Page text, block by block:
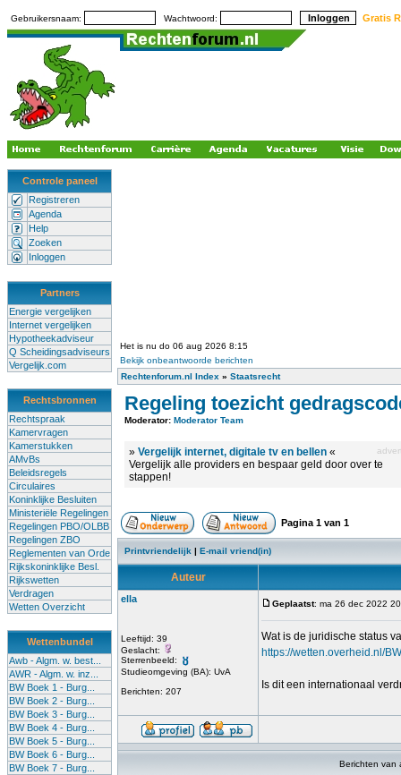
Gebruikersnaam: Wachtwoord: Gratis
Controle paneel
Registreren
Agenda
Help
Zoeken
Inloggen
Partners
Energie vergelijken
Internet vergelijken
Hypotheekadviseur
Q Scheidingsadviseurs
Vergelijk.com
Rechtsbronnen
Rechtspraak
Kamervragen
Kamerstukken
AMvBs
Beleidsregels
Circulaires
Koninklijke Besluiten
Ministeriële Regelingen
Regelingen PBO/OLBB
Regelingen ZBO
Reglementen van Orde
Rijkskoninklijke Besl.
Rijkswetten
Verdragen
Wetten Overzicht
Wettenbundel
Awb - Algm. w. best...
AWR - Algm. w. inz...
BW Boek 1 - Burg...
BW Boek 2 - Burg...
BW Boek 3 - Burg...
BW Boek 4 - Burg...
BW Boek 5 - Burg...
BW Boek 6 - Burg...
BW Boek 7 - Burg...
Het is nu do 06 aug 2026 8:15
Bekijk onbeantwoorde berichten
Rechtenforum.nl Index » Staatsrecht
Regeling toezicht
Moderator: Moderator Team
» Vergelijk internet, digitale tv en bellen «
Vergelijk alle providers en bespaar geld door over te
stappen!
Pagina 1 van 1
Printvriendelijk | E-mail vriend(in)
Auteur
ella
Leeftijd: 39
Geslacht:
Sterrenbeeld:
Studieomgeving (BA): UvA
Berichten: 207
Geplaatst: ma 26 dec 2022
Wat is de juridische status
https://wetten.overheid.nl/
Is dit een internationaal
Berichten van